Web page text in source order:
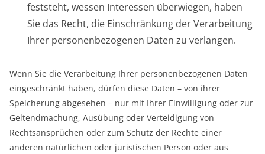
feststeht, wessen Interessen überwiegen, haben
Sie das Recht, die Einschränkung der Verarbeitung
Ihrer personenbezogenen Daten zu verlangen.
Wenn Sie die Verarbeitung Ihrer personenbezogenen Daten
eingeschränkt haben, dürfen diese Daten – von ihrer
Speicherung abgesehen – nur mit Ihrer Einwilligung oder zur
Geltendmachung, Ausübung oder Verteidigung von
Rechtsansprüchen oder zum Schutz der Rechte einer
anderen natürlichen oder juristischen Person oder aus